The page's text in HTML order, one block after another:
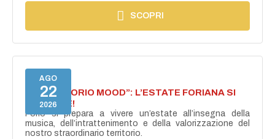
SCOPRI
AGO
22
2026
NASCE “FORIO MOOD”: L’ESTATE FORIANA SI
ACCENDE!
Forio si prepara a vivere un’estate all’insegna della
musica, dell’intrattenimento e della valorizzazione del
nostro straordinario territorio.